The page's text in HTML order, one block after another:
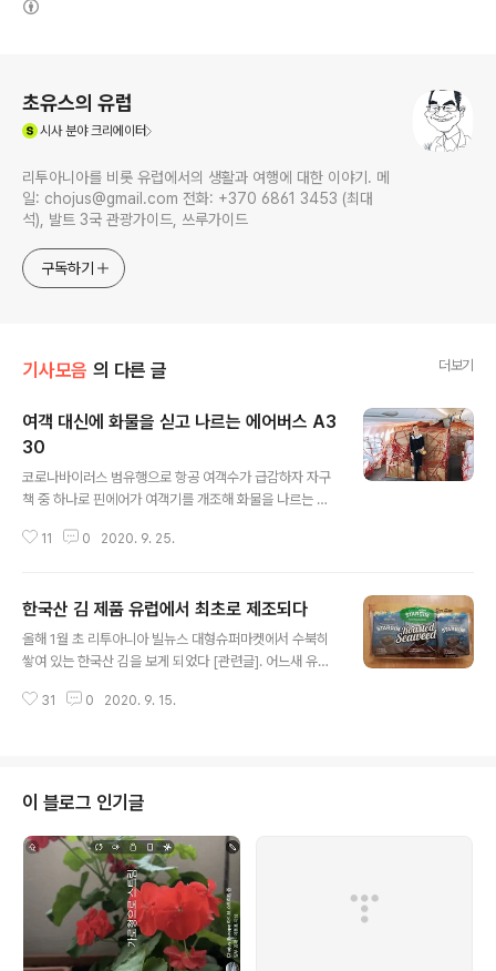
초유스의 유럽
시사분야 크리에이터
리투아니아를 비롯 유럽에서의 생활과 여행에 대한 이야기. 메
일: chojus@gmail.com 전화: +370 6861 3453 (최대
석), 발트 3국 관광가이드, 쓰루가이드
구독하기
기사모음 의 다른 글 더보기
여객 대신에 화물을 싣고 나르는 에어버스 A3
30
코로나바이러스 범유행으로 항공 여객수가 급감하자 자구
책 중 하나로 핀에어가 여객기를 개조해 화물을 나르는 방
련글: 코로나19로 A330 여객기 객실을 화물용으로 개조].
정상적인 삶을 크게 제약하고 있다. 인구가 280만명인 리
투아니아는 9월 24일 하루 새로운 확진자수 138명으로
이는 지금껏 최대 규모다. 한국 인구비율로 하면 하루 새로
방역조치가 아직 재개되지 않고 있다. 러시아와 베트남행
11 0 2020. 9. 25.
한국산 김 제품 유럽에서 최초로 제조되다
올해 1월 초 리투아니아 빌뉴스 대형슈퍼마켓에서 수북히
쌓여 있는 한국산 김을 보게 되었다 [관련글]. 어느새 유럽
렇게 한국산 김 제품이 대량으로 슈퍼마겟 공간을 차지하
에 한국산 김 제조 공장이 들어설 것이라는 말이 떠올랐다.
설마 리투아니아 현지에서 제조 공장을 차릴 정도로 김 제
품에 대한 수요가 많을까라는 그때 든 의구심도 사라지게
되었다. 물론 리투아니아 시장이 아니라 유럽 전체 시장을
대상으로 사업을 추진하는 것이다. 그렇게 시간이 흘렀다.
빌뉴스 공항 근처 산업단지 내에..
31 0 2020. 9. 15.
이 블로그 인기글